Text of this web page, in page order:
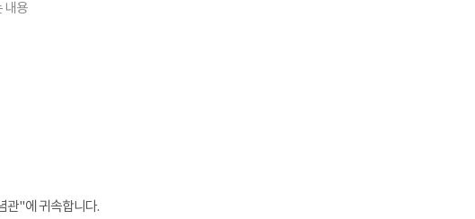
내용
관"에 귀속합니다.